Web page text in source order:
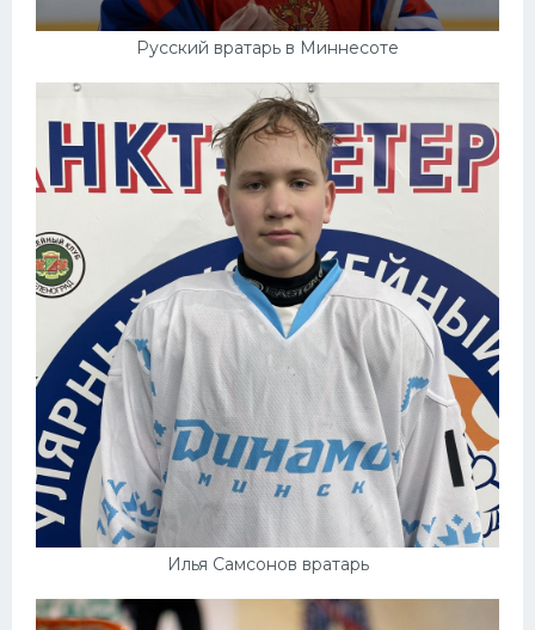
Русский вратарь в Миннесоте
Илья Самсонов вратарь